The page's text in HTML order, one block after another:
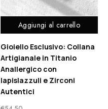
Aggiungi al carrello
Gioiello Esclusivo: Collana
Artigianale in Titanio
Anallergico con
lapislazzuli e Zirconi
Autentici